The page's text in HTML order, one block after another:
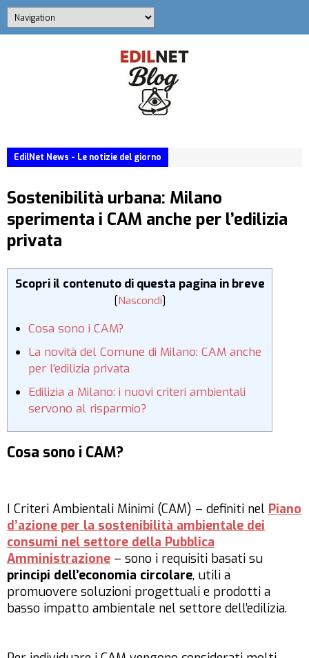
EdilNet News - Le notizie del giorno
Sostenibilità urbana: Milano
sperimenta i CAM anche per l’edilizia
privata
Scopri il contenuto di questa pagina in breve
[Nascondi]
Cosa sono i CAM?
La novità del Comune di Milano: CAM anche
per l’edilizia privata
Edilizia a Milano: i nuovi criteri ambientali
servono al risparmio?
Cosa sono i CAM?
I Criteri Ambientali Minimi (CAM) – definiti nel Piano
d’azione per la sostenibilità ambientale dei
consumi nel settore della Pubblica
Amministrazione – sono i requisiti basati su
principi dell’economia circolare, utili a
promuovere soluzioni progettuali e prodotti a
basso impatto ambientale nel settore dell’edilizia.